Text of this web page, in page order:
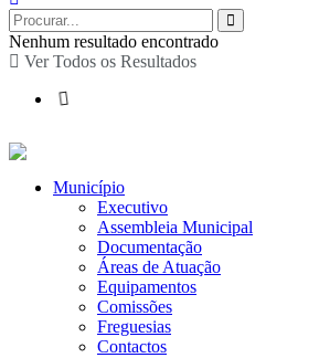
Nenhum resultado encontrado
Ver Todos os Resultados
Município
Executivo
Assembleia Municipal
Documentação
Áreas de Atuação
Equipamentos
Comissões
Freguesias
Contactos